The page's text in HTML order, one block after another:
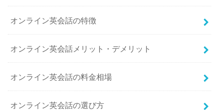
オンライン英会話の特徴
オンライン英会話メリット・デメリット
オンライン英会話の料金相場
オンライン英会話の選び方